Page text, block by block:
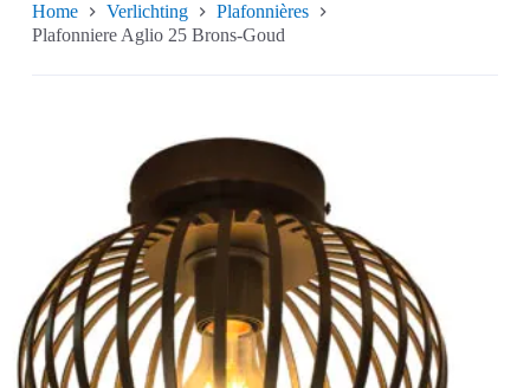
Home Verlichting
Plafonnières
Plafonniere Aglio 25 Brons-Goud